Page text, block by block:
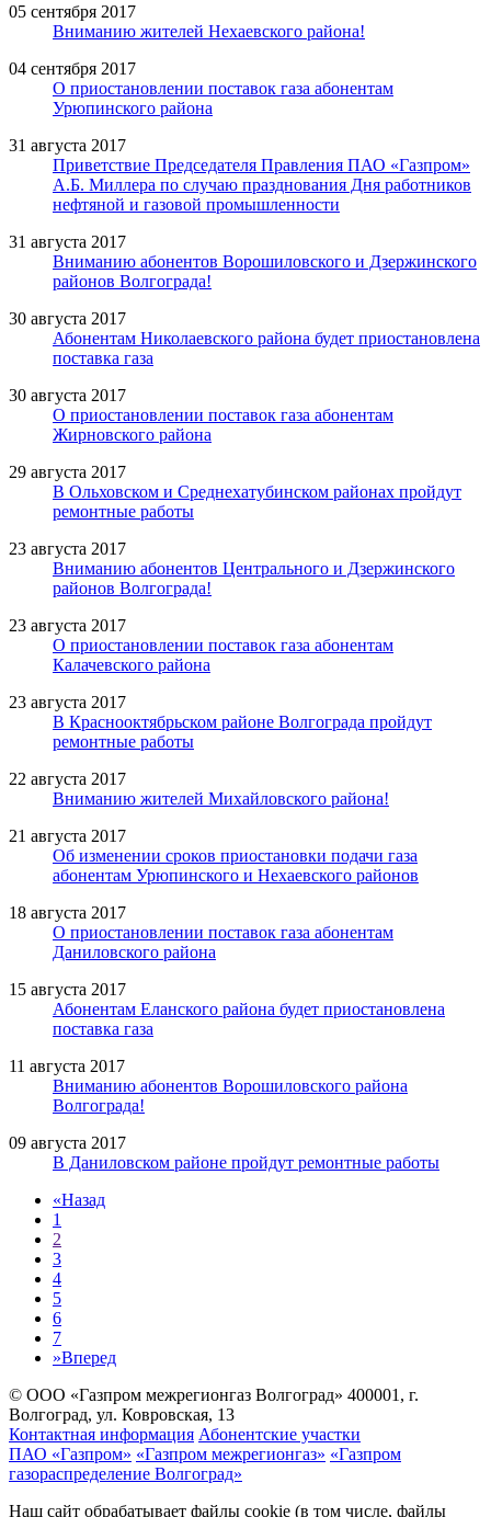
05 сентября 2017
Вниманию жителей Нехаевского района!
04 сентября 2017
О приостановлении поставок газа абонентам
Урюпинского района
31 августа 2017
Приветствие Председателя Правления ПАО «Газпром»
А.Б. Миллера по случаю празднования Дня работников
нефтяной и газовой промышленности
31 августа 2017
Вниманию абонентов Ворошиловского и Дзержинского
районов Волгограда!
30 августа 2017
Абонентам Николаевского района будет приостановлена
поставка газа
30 августа 2017
О приостановлении поставок газа абонентам
Жирновского района
29 августа 2017
В Ольховском и Среднехатубинском районах пройдут
ремонтные работы
23 августа 2017
Вниманию абонентов Центрального и Дзержинского
районов Волгограда!
23 августа 2017
О приостановлении поставок газа абонентам
Калачевского района
23 августа 2017
В Краснооктябрьском районе Волгограда пройдут
ремонтные работы
22 августа 2017
Вниманию жителей Михайловского района!
21 августа 2017
Об изменении сроков приостановки подачи газа
абонентам Урюпинского и Нехаевского районов
18 августа 2017
О приостановлении поставок газа абонентам
Даниловского района
15 августа 2017
Абонентам Еланского района будет приостановлена
поставка газа
11 августа 2017
Вниманию абонентов Ворошиловского района
Волгограда!
09 августа 2017
В Даниловском районе пройдут ремонтные работы
«Назад
1
2
3
4
5
6
7
»Вперед
© ООО «Газпром межрегионгаз Волгоград» 400001, г.
Волгоград, ул. Ковровская, 13
Контактная информация Абонентские участки
ПАО «Газпром» «Газпром межрегионгаз» «Газпром
газораспределение Волгоград»
Наш сайт обрабатывает файлы cookie (в том числе, файлы